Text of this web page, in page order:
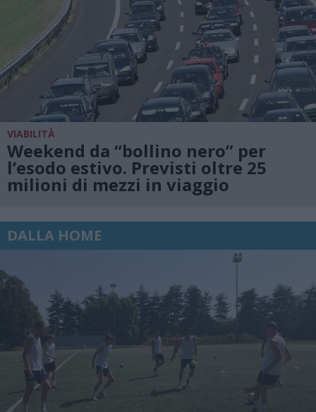
VIABILITÀ
Weekend da “bollino nero” per
l’esodo estivo. Previsti oltre 25
milioni di mezzi in viaggio
DALLA HOME